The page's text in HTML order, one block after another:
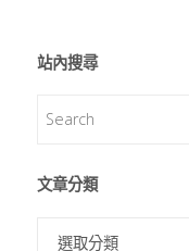
站內搜尋
文章分類